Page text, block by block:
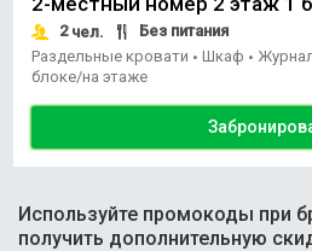
2чел.
Без питания
Раздельные кровати • Шкаф •
блоке/на этаже
Используйте промокоды при
получить дополнительную